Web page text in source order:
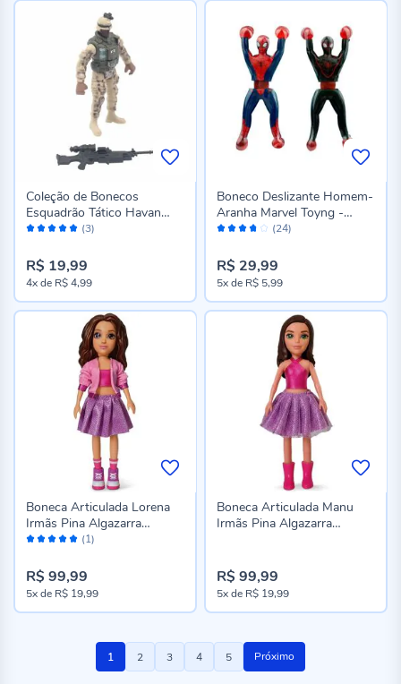
Avaliação: (3)
Coleção de Bonecos
Esquadrão Tático Havan
Toys - Sortido
R$ 19,99
4xde R$ 4,99
Avaliação: (24)
Boneco Deslizante Homem-
Aranha Marvel Toyng -
051380
R$ 29,99
5xde R$ 5,99
Avaliação: (1)
Boneca Articulada Lorena
Irmãs Pina Algazarra
Brinquedos
R$ 99,99
5xde R$ 19,99
Boneca Articulada Manu
Irmãs Pina Algazarra
R$ 99,99
5xde R$ 19,99
Página
Você
1 Página
2 Página
3 Página
4 Página
5 Próximo